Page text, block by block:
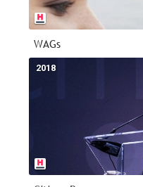
WAGs
2018